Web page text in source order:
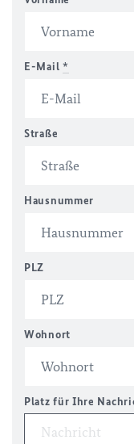
E-Mail *
Straße
Hausnummer
PLZ
Wohnort
Platz für Ihre